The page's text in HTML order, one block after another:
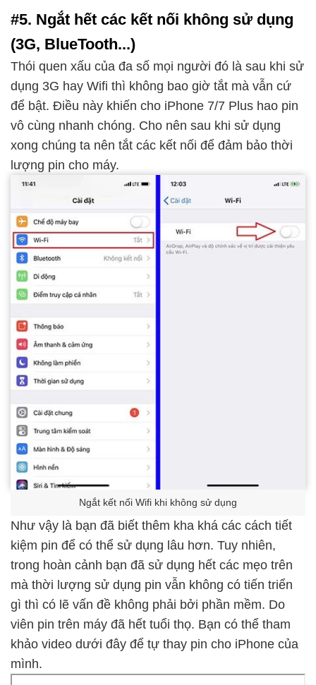
#5. Ngắt hết các kết nối không sử dụng
(3G, BlueTooth...)
Thói quen xấu của đa số mọi người đó là sau khi sử
dụng 3G hay Wifi thì không bao giờ tắt mà vẫn cứ
để bật. Điều này khiến cho iPhone 7/7 Plus hao pin
vô cùng nhanh chóng. Cho nên sau khi sử dụng
xong chúng ta nên tắt các kết nối để đảm bảo thời
lượng pin cho máy.
Ngắt kết nối Wifi khi không sử dụng
Như vậy là bạn đã biết thêm kha khá các cách tiết
kiệm pin để có thể sử dụng lâu hơn. Tuy nhiên,
trong hoàn cảnh bạn đã sử dụng hết các mẹo trên
mà thời lượng sử dụng pin vẫn không có tiến triển
gì thì có lẽ vấn đề không phải bởi phần mềm. Do
viên pin trên máy đã hết tuổi thọ. Bạn có thể tham
khảo video dưới đây để tự thay pin cho iPhone của
mình.